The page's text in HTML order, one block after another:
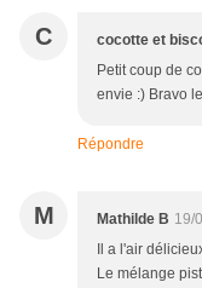
C cocotte et
Petit coup de
envie :) Bravo
Répondre
M Mathilde B 19/
Il a l'air
Le mélange